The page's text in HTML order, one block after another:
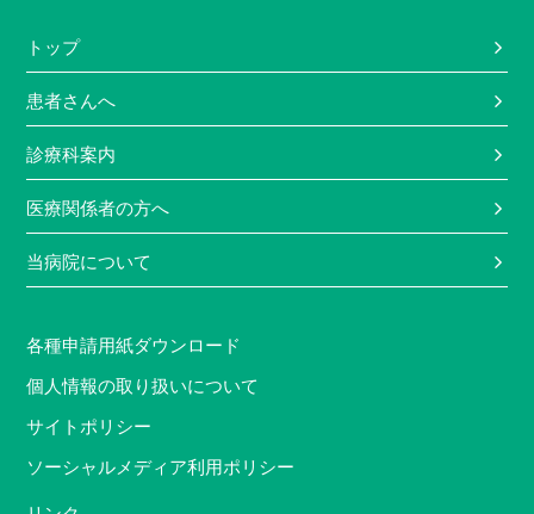
トップ
患者さんへ
診療科案内
医療関係者の方へ
当病院について
各種申請用紙ダウンロード
個人情報の取り扱いについて
サイトポリシー
ソーシャルメディア利用ポリシー